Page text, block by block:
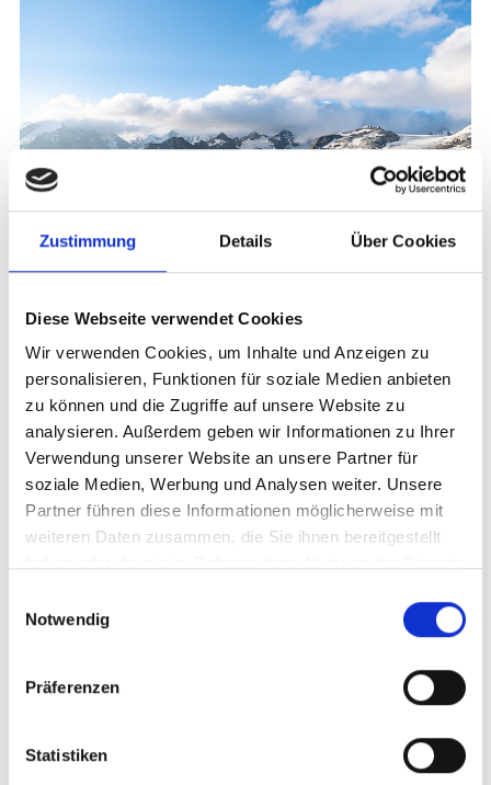
Zustimmung Details Über Cookies
Diese Webseite verwendet Cookies
Wir verwenden Cookies, um Inhalte und Anzeigen zu
personalisieren, Funktionen für soziale Medien anbieten
zu können und die Zugriffe auf unsere Website zu
analysieren. Außerdem geben wir Informationen zu Ihrer
Verwendung unserer Website an unsere Partner für
soziale Medien, Werbung und Analysen weiter. Unsere
Partner führen diese Informationen möglicherweise mit
weiteren Daten zusammen, die Sie ihnen bereitgestellt
Notwendig
Präferenzen
Statistiken
Der Sommer ist die ideale Zeit, um die
beeindruckende Bergwelt im Vinschgau Schritt für
Schritt zu entdecken.
Unsere geführten Donnerstagswanderungen führen
gemeinsam mit einem erfahrenen Vinschger
Wanderführer durch die unberührte Natur des
Nationalpark Stilfserjoch – vorbei an blühenden
Almwiesen, klaren Bergbächen und hinauf zu
aussichtsreichen Höhen.
Jede Woche wartet eine neue Tour, von genussvollen
Dauer: ca. 5 Stunden
Teilnehmer: min. 3 Personen